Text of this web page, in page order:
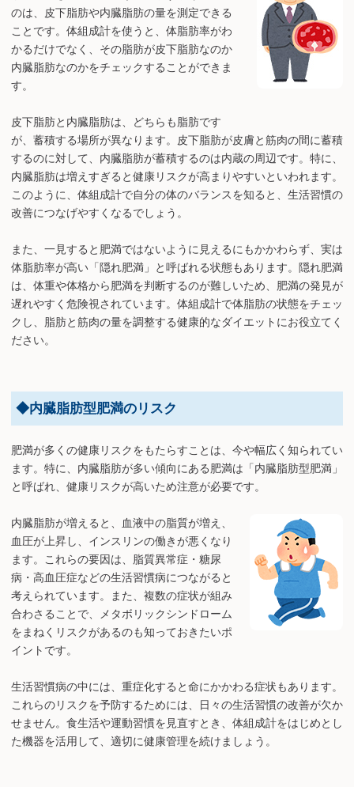
のは、皮下脂肪や内臓脂肪の量を測定できる
ことです。体組成計を使うと、体脂肪率がわ
かるだけでなく、その脂肪が皮下脂肪なのか
内臓脂肪なのかをチェックすることができま
す。
皮下脂肪と内臓脂肪は、どちらも脂肪です
が、蓄積する場所が異なります。皮下脂肪が皮膚と筋肉の間に蓄積
するのに対して、内臓脂肪が蓄積するのは内蔵の周辺です。特に、
内臓脂肪は増えすぎると健康リスクが高まりやすいといわれます。
このように、体組成計で自分の体のバランスを知ると、生活習慣の
改善につなげやすくなるでしょう。
また、一見すると肥満ではないように見えるにもかかわらず、実は
体脂肪率が高い「隠れ肥満」と呼ばれる状態もあります。隠れ肥満
は、体重や体格から肥満を判断するのが難しいため、肥満の発見が
遅れやすく危険視されています。体組成計で体脂肪の状態をチェッ
クし、脂肪と筋肉の量を調整する健康的なダイエットにお役立てく
ださい。
◆内臓脂肪型肥満のリスク
肥満が多くの健康リスクをもたらすことは、今や幅広く知られてい
ます。特に、内臓脂肪が多い傾向にある肥満は「内臓脂肪型肥満」
と呼ばれ、健康リスクが高いため注意が必要です。
内臓脂肪が増えると、血液中の脂質が増え、
血圧が上昇し、インスリンの働きが悪くなり
ます。これらの要因は、脂質異常症・糖尿
病・高血圧症などの生活習慣病につながると
考えられています。また、複数の症状が組み
合わさることで、メタボリックシンドローム
をまねくリスクがあるのも知っておきたいポ
イントです。
生活習慣病の中には、重症化すると命にかかわる症状もあります。
これらのリスクを予防するためには、日々の生活習慣の改善が欠か
せません。食生活や運動習慣を見直すとき、体組成計をはじめとし
た機器を活用して、適切に健康管理を続けましょう。